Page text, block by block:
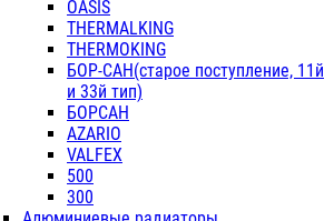
OASIS
THERMALKING
THERMOKING
БОР-САН(старое поступление, 11й
и 33й тип)
БОРСАН
AZARIO
VALFEX
500
300